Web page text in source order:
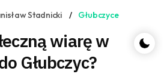
Stadnicki Głubczyce
wiarę w
Głubczyc?